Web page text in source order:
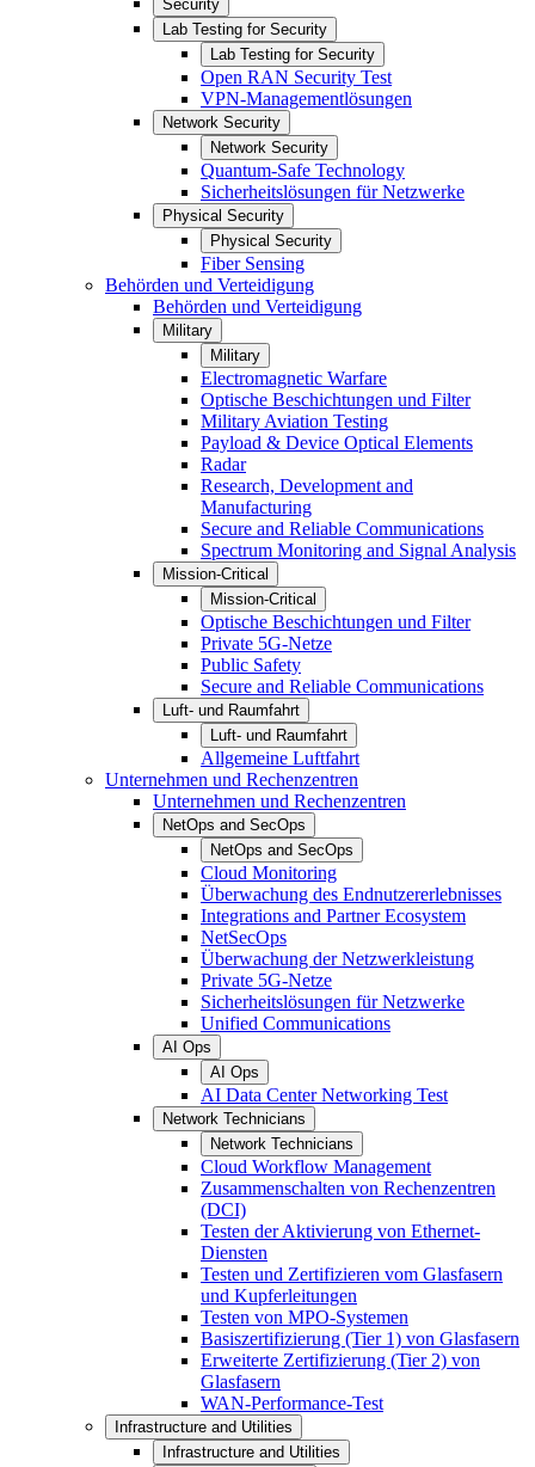
Security
Lab Testing for Security
Lab Testing for Security
Open RAN Security Test
VPN-Managementlösungen
Network Security
Network Security
Quantum-Safe Technology
Sicherheitslösungen für Netzwerke
Physical Security
Physical Security
Fiber Sensing
Behörden und Verteidigung
Behörden und Verteidigung
Military
Military
Electromagnetic Warfare
Optische Beschichtungen und Filter
Military Aviation Testing
Payload & Device Optical Elements
Radar
Research, Development and
Manufacturing
Secure and Reliable Communications
Spectrum Monitoring and Signal Analysis
Mission-Critical
Mission-Critical
Optische Beschichtungen und Filter
Private 5G-Netze
Public Safety
Secure and Reliable Communications
Luft- und Raumfahrt
Luft- und Raumfahrt
Allgemeine Luftfahrt
Unternehmen und Rechenzentren
Unternehmen und Rechenzentren
NetOps and SecOps
NetOps and SecOps
Cloud Monitoring
Überwachung des Endnutzererlebnisses
Integrations and Partner Ecosystem
NetSecOps
Überwachung der Netzwerkleistung
Private 5G-Netze
Sicherheitslösungen für Netzwerke
Unified Communications
AI Ops
AI Ops
AI Data Center Networking Test
Network Technicians
Network Technicians
Cloud Workflow Management
Zusammenschalten von Rechenzentren
(DCI)
Testen der Aktivierung von Ethernet-
Diensten
Testen und Zertifizieren vom Glasfasern
und Kupferleitungen
Testen von MPO-Systemen
Basiszertifizierung (Tier 1) von Glasfasern
Erweiterte Zertifizierung (Tier 2) von
Glasfasern
WAN-Performance-Test
Infrastructure and Utilities
Infrastructure and Utilities